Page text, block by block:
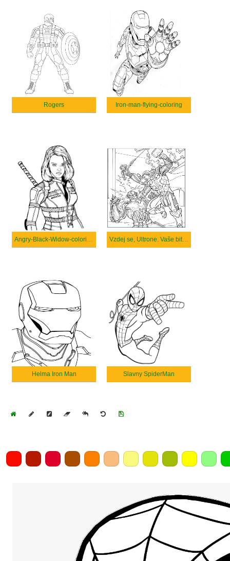
Rogers Iron-man-flying-coloring
Angry-Black-Widow-coloring Vzdej se, Ultrone. Vaše bitva je ztracena.
Helma Iron Man Slavny SpiderMan